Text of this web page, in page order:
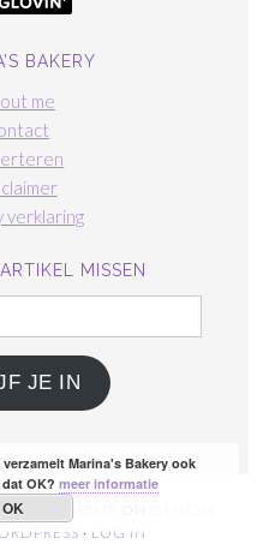
BAKERY
me
verklaring
MISSEN
JE IN
PRO THEME
· LOG IN
Marina's Bakery ook
OK? meer informatie
OK